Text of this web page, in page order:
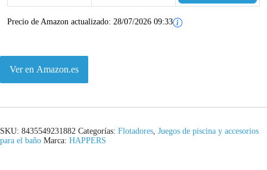
Precio de Amazon actualizado: 28/07/2026 09:33
Ver en Amazon.es
SKU: 8435549231882 Categorías: Flotadores, Juegos de piscina y accesorios
para el baño Marca: HAPPERS